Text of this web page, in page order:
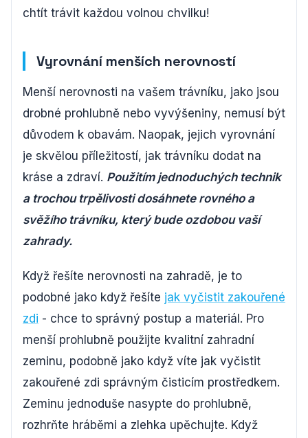
chtít trávit každou volnou chvilku!
Vyrovnání menších nerovností
Menší nerovnosti na vašem trávníku, jako jsou
drobné prohlubně nebo vyvýšeniny, nemusí být
důvodem k obavám. Naopak, jejich vyrovnání
je skvělou příležitostí, jak trávníku dodat na
kráse a zdraví. Použitím jednoduchých technik
a trochou trpělivosti dosáhnete rovného a
svěžího trávníku, který bude ozdobou vaší
zahrady.
Když řešíte nerovnosti na zahradě, je to
podobné jako když řešíte jak vyčistit zakouřené
zdi - chce to správný postup a materiál. Pro
menší prohlubně použijte kvalitní zahradní
zeminu, podobně jako když víte jak vyčistit
zakouřené zdi správným čisticím prostředkem.
Zeminu jednoduše nasypte do prohlubně,
rozhrňte hráběmi a zlehka upěchujte. Když